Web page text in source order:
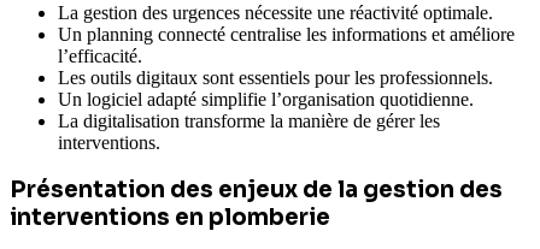
La gestion des urgences nécessite une réactivité optimale.
Un planning connecté centralise les informations et améliore
l’efficacité.
Les outils digitaux sont essentiels pour les professionnels.
Un logiciel adapté simplifie l’organisation quotidienne.
La digitalisation transforme la manière de gérer les
interventions.
Présentation des enjeux de la gestion des
interventions en plomberie